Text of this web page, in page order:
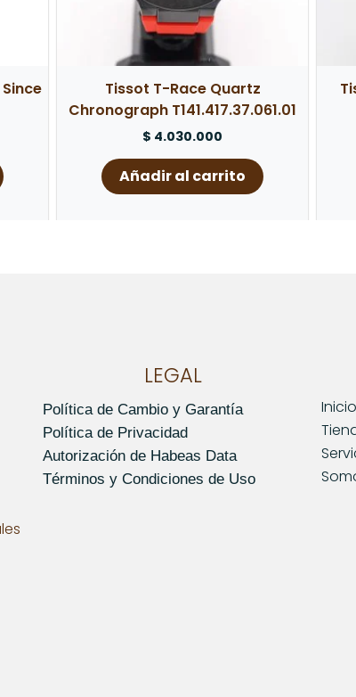
Tissot T-Race Quartz
Chronograph T141.417.37.061.01
$ 4.030.000
Añadir al carrito
LEGAL
Política de Cambio y Garantía
Política de Privacidad
Autorización de Habeas Data
Términos y Condiciones de Uso
Inicio